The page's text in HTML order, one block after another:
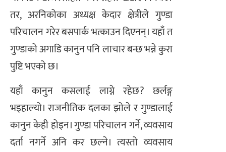
तर, अरनिकोका अध्यक्ष केदार क्षेत्रीले गुण्डा
परिचालन गरेर बसपार्क भत्काउन दिएनन्। यहाँ त
गुण्डाको अगाडि कानुन पनि लाचार बन्छ भन्ने कुरा
पुष्टि भएको छ।
यहाँ कानुन कसलाई लाग्ने रहेछ? छर्लङ्ग
भइहाल्यो। राजनीतिक दलका झोले र गुण्डालाई
कानुन केही होइन। गुण्डा परिचालन गर्ने, व्यवसाय
दर्ता नगर्ने अनि कर छल्ने। त्यस्तो व्यवसाय